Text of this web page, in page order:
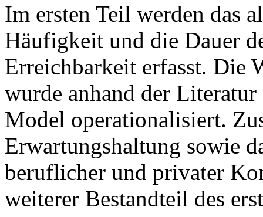
Im ersten Teil werden das
Häufigkeit und die Dauer
Erreichbarkeit erfasst. Die
wurde anhand der Literatur
Model operationalisiert.
Erwartungshaltung sowie
beruflicher und privater
weiterer Bestandteil des